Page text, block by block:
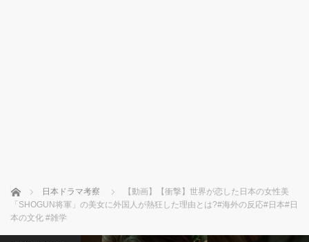
ホーム 日本ドラマ考察
【動画】【衝撃】世界が恋した日本の女性美
「SHOGUN将軍」の美女に外国人が熱狂した理由とは?#海外の反応#日本#日
本の文化 #雑学